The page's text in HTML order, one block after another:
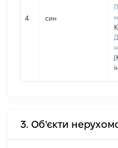
4 син
3. Об'єкти